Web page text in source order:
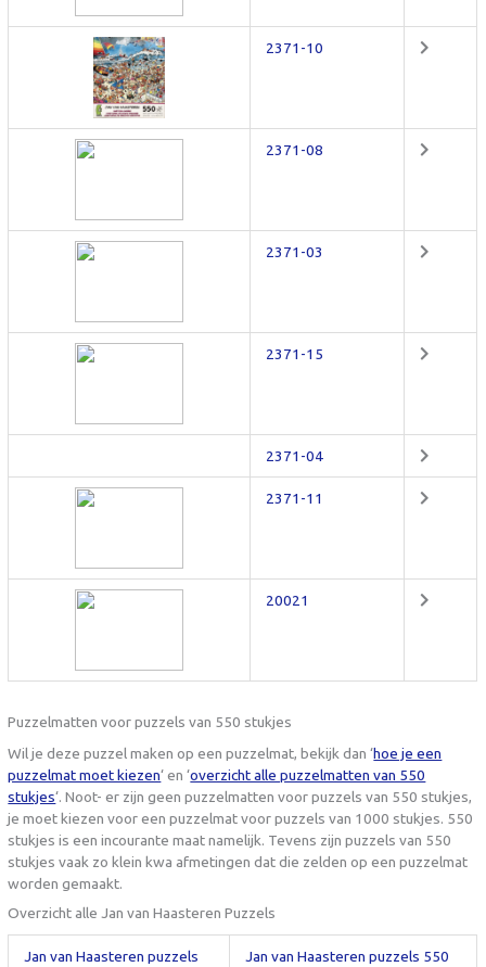
2371-10
2371-08
2371-03
2371-15
2371-04
2371-11
20021
Puzzelmatten voor puzzels van 550 stukjes
Wil je deze puzzel maken op een puzzelmat, bekijk dan ‘hoe je een
puzzelmat moet kiezen‘ en ‘overzicht alle puzzelmatten van 550
stukjes‘. Noot- er zijn geen puzzelmatten voor puzzels van 550 stukjes,
je moet kiezen voor een puzzelmat voor puzzels van 1000 stukjes. 550
stukjes is een incourante maat namelijk. Tevens zijn puzzels van 550
stukjes vaak zo klein kwa afmetingen dat die zelden op een puzzelmat
worden gemaakt.
Overzicht alle Jan van Haasteren Puzzels
Jan van Haasteren puzzels Jan van Haasteren puzzels 550